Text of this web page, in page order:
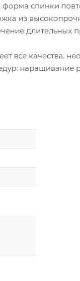
форма спинки
из
длительных
все качества,
наращивание